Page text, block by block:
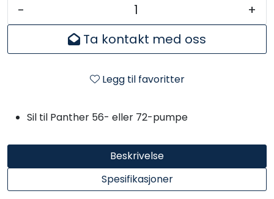
-
+
Ta kontakt med oss
Legg til favoritter
Beskrivelse
Spesifikasjoner
Sil til Panther 56- eller 72-pumpe